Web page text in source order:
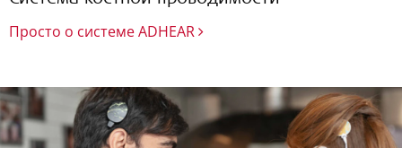
Просто о системе ADHEAR